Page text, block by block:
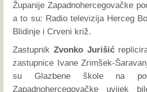
Županije Zapadnohercegovačke
a to su: Radio televizija Herceg
Blidinje i Crveni križ.
Zastupnik Zvonko Jurišić
zastupnice Ivane Zrimšek-
su Glazbene škole na
Zapadnohercegovačke uvijek